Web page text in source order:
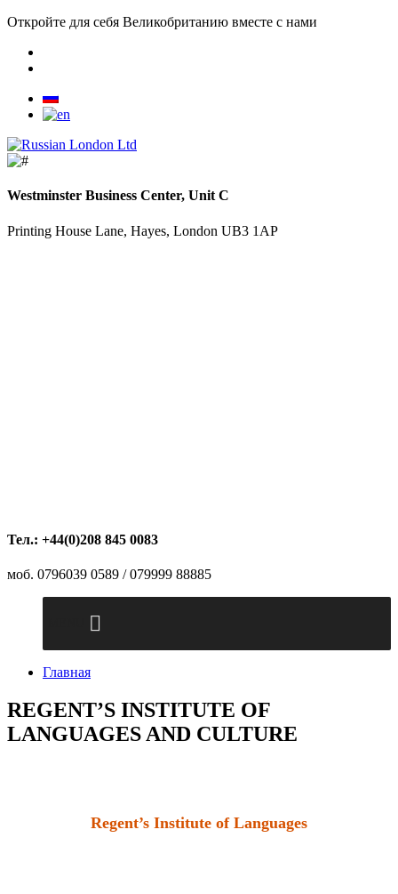
Откройте для себя Великобританию вместе с нами
Westminster Business Center, Unit C
Printing House Lane, Hayes, London UB3 1AP
Тел.: +44(0)208 845 0083
моб. 0796039 0589 / 079999 88885
Главная
REGENT’S INSTITUTE OF
LANGUAGES AND CULTURE
Regent’s Institute of Languages